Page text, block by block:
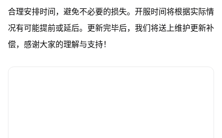
合理安排时间，避免不必要的损失。开服时间将根据实际情
况有可能提前或延后。更新完毕后，我们将送上维护更新补
偿，感谢大家的理解与支持！